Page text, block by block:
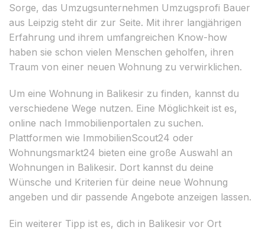
Sorge, das Umzugsunternehmen Umzugsprofi Bauer
aus Leipzig steht dir zur Seite. Mit ihrer langjährigen
Erfahrung und ihrem umfangreichen Know-how
haben sie schon vielen Menschen geholfen, ihren
Traum von einer neuen Wohnung zu verwirklichen.
Um eine Wohnung in Balikesir zu finden, kannst du
verschiedene Wege nutzen. Eine Möglichkeit ist es,
online nach Immobilienportalen zu suchen.
Plattformen wie ImmobilienScout24 oder
Wohnungsmarkt24 bieten eine große Auswahl an
Wohnungen in Balikesir. Dort kannst du deine
Wünsche und Kriterien für deine neue Wohnung
angeben und dir passende Angebote anzeigen lassen.
Ein weiterer Tipp ist es, dich in Balikesir vor Ort